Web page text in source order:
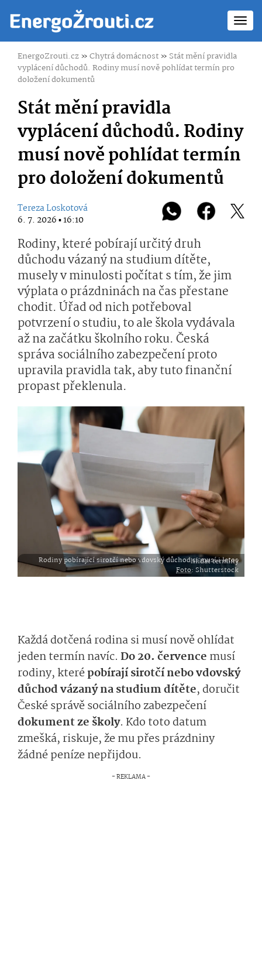
EnergoZrouti.cz»Chytrá domácnost» Stát mění pravidla
vyplácení důchodů. Rodiny musí nově pohlídat termín pro
doložení dokumentů
Stát mění pravidla
vyplácení důchodů. Rodiny
musí nově pohlídat termín
pro doložení dokumentů
Tereza Loskotová
6. 7. 2026 ▪ 16:10
Rodiny, které pobírají určitý druh
důchodu vázaný na studium dítěte,
musely v minulosti počítat s tím, že jim
výplata o prázdninách na čas přestane
chodit. Úřad od nich potřeboval
potvrzení o studiu, to ale škola vydávala
až na začátku školního roku. Česká
správa sociálního zabezpečení proto
upravila pravidla tak, aby tuto finanční
propast překlenula.
Rodiny pobírající sirotčí nebo vdovský důchod si musí i letos hlídat termíny
Foto: Shutterstock
Každá dotčená rodina si musí nově ohlídat
jeden termín navíc. Do 20. července musí
rodiny, kterépobírají sirotčí nebo vdovský
důchod vázaný na studium dítěte, doručit
České správě sociálního zabezpečení
dokument ze školy. Kdo toto datum
zmešká, riskuje, že mu přes prázdniny
žádné peníze nepřijdou.